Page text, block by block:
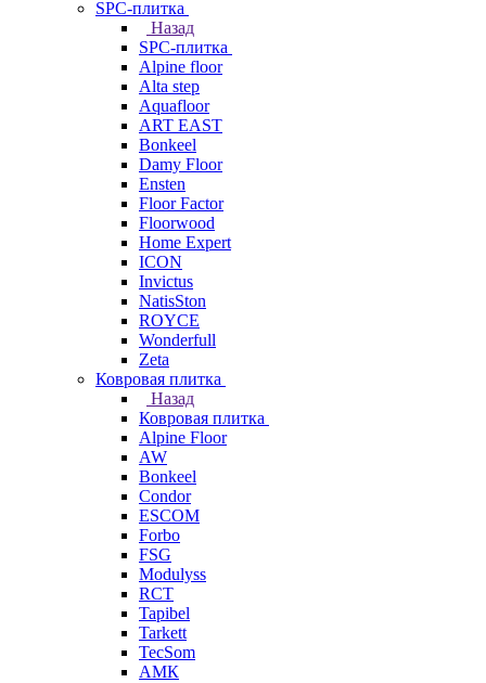
SPC-плитка
Назад
SPC-плитка
Alpine floor
Alta step
Aquafloor
ART EAST
Bonkeel
Damy Floor
Ensten
Floor Factor
Floorwood
Home Expert
ICON
Invictus
NatisSton
ROYCE
Wonderfull
Zeta
Ковровая плитка
Назад
Ковровая плитка
Alpine Floor
AW
Bonkeel
Condor
ESCOM
Forbo
FSG
Modulyss
RCT
Tapibel
Tarkett
TecSom
АМК